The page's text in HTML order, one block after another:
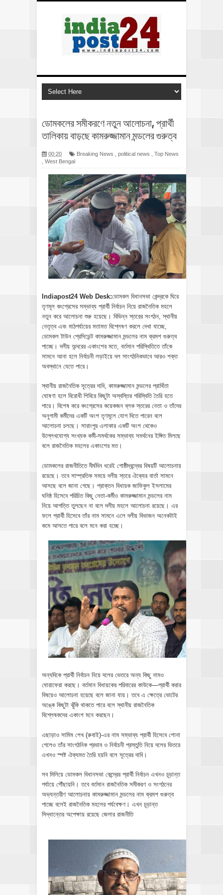
ডোমকলের সমীকরণে নতুন আলোচনা, প্রার্থী
তালিকায় বাড়ছে কামরুজ্জামান মন্ডলের গুরুত্ব
00:20 Breaking News political news
Top News
West Bengal
Indiapost24 Web Desk:ডোমকল বিধানসভা কেন্দ্রকে ঘিরে
তৃণমূল কংগ্রেসের সম্ভাব্য প্রার্থী নির্বাচন নিয়ে রাজনৈতিক মহলে
নতুন করে আলোচনা শুরু হয়েছে। বিভিন্ন স্তরের সংগঠন, স্থানীয়
নেতৃত্ব এবং মাঠপর্যায়ের মতামত বিশ্লেষণ করলে দেখা যাচ্ছে,
ডোমকল টাউন প্রেসিডেন্ট কামরুজ্জামান মন্ডলের নাম ক্রমশ গুরুত্ব
পাচ্ছে। দলীয় অন্দরের একাংশের মতে, বর্তমান পরিস্থিতিতে তাঁকে
সামনে আনা হলে নির্বাচনী লড়াইয়ে দল সাংগঠনিকভাবে আরও শক্ত
অবস্থানে যেতে পারে।
স্থানীয় রাজনৈতিক সূত্রের দাবি, কামরুজ্জামান মন্ডলের প্রার্থিতা
ঘোষণা হলে বিরোধী শিবিরে কিছুটা অস্বস্তির পরিস্থিতি তৈরি হতে
পারে। বিশেষ করে কংগ্রেসের কয়েকজন ব্লক স্তরের নেতা ও তাঁদের
অনুগামী কর্মীদের একটি অংশ তৃণমূলে যোগ দিতে পারেন বলে
আলোচনা চলছে। সারাংপুর এলাকার একটি অংশ থেকেও
উল্লেখযোগ্য সংখ্যক কর্মী-সমর্থকের সম্ভাব্য সমর্থনের ইঙ্গিত মিলছে
বলে রাজনৈতিক মহলের একাংশের মত।
ডোমকলের রাজনীতিতে দীর্ঘদিন ধরেই গোষ্ঠীদ্বন্দ্বের বিষয়টি আলোচনায়
রয়েছে। তবে সাম্প্রতিক সময়ে দলীয় স্তরে ঐক্যের বার্তা সামনে
আসছে বলে জানা গেছে। প্রাক্তন বিধায়ক জাফিকুল ইসলামের
ঘনিষ্ঠ হিসেবে পরিচিত কিছু নেতা-কর্মীও কামরুজ্জামান মন্ডলের নাম
নিয়ে আপত্তি তুলছেন না বলে দলীয় মহলে আলোচনা রয়েছে। এর
ফলে প্রার্থী হিসেবে তাঁর নাম সামনে এলে দলীয় বিভাজন অনেকটাই
কমে আসতে পারে বলে মনে করা হচ্ছে।
অন্যদিকে প্রার্থী নির্বাচন নিয়ে দলের ভেতরে অন্য কিছু নামও
ঘোরাফেরা করছে। বর্তমান বিধায়কের পরিবারের কাউকে—প্রার্থী করার
বিষয়েও আলোচনা হয়েছে বলে জানা যায়। তবে এ ক্ষেত্রে ভোটের
অঙ্কে কিছুটা ঝুঁকি থাকতে পারে বলে স্থানীয় রাজনৈতিক
বিশ্লেষকদের একাংশ মনে করছেন।
এছাড়াও সামিম শেখ (রুবাই)-এর নাম সম্ভাব্য প্রার্থী হিসেবে শোনা
গেলেও তাঁর সাংগঠনিক প্রভাব ও নির্বাচনী প্রস্তুতি নিয়ে দলের ভিতরে
এখনও স্পষ্ট ঐক্যমত তৈরি হয়নি বলে সূত্রের দাবি।
সব মিলিয়ে ডোমকল বিধানসভা কেন্দ্রের প্রার্থী নির্বাচন এখনও চূড়ান্ত
পর্যায়ে পৌঁছায়নি। তবে বর্তমান রাজনৈতিক সমীকরণ ও সংগঠনের
অভ্যন্তরীণ আলোচনায় কামরুজ্জামান মন্ডলের নাম ক্রমশ গুরুত্ব
পাচ্ছে বলেই রাজনৈতিক মহলের পর্যবেক্ষণ। এখন চূড়ান্ত
সিদ্ধান্তের অপেক্ষায় রয়েছে জেলার রাজনীতি